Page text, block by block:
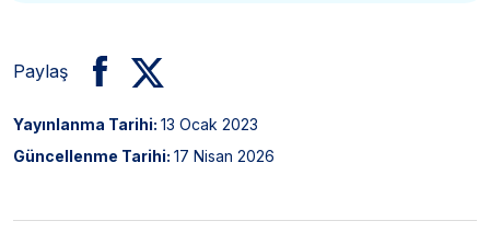
Paylaş
Yayınlanma Tarihi: 13 Ocak 2023
Güncellenme Tarihi: 17 Nisan 2026